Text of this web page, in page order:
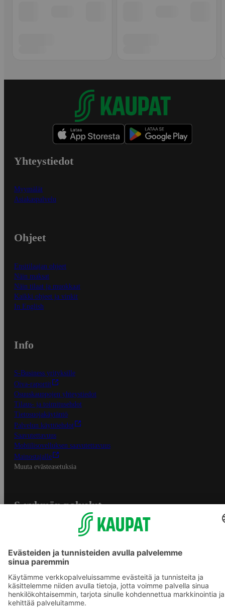
Yhteystiedot
Myymälät
Asiakaspalvelu
Ohjeet
Ensitilaajan ohjeet
Näin maksat
Näin tilaat ja muokkaat
Kaikki ohjeet ja vinkit
In English
Info
S-Business yrityksille
Oiva-raportit
Osuuskauppojen yhteystiedot
Tilaus- ja toimitusehdot
Tietosuojakäytäntö
Palvelun käyttöehdot
Saavutettavuus
Mobiilisovelluksen saavutettavuus
Mainostajalle
Muuta evästeasetuksia
S-ryhmän palvelut
Yhteishyvä Ruoka -sovellus
S-ostoslista -sovellus
Prisma.fi
Sokos.fi
S-Pankki